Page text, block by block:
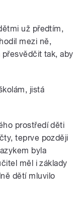
už předtím,
mezi ně,
přesvědčit tak, aby
jistá
prostředí děti
teprve později
byla
měl i základy
dětí mluvilo